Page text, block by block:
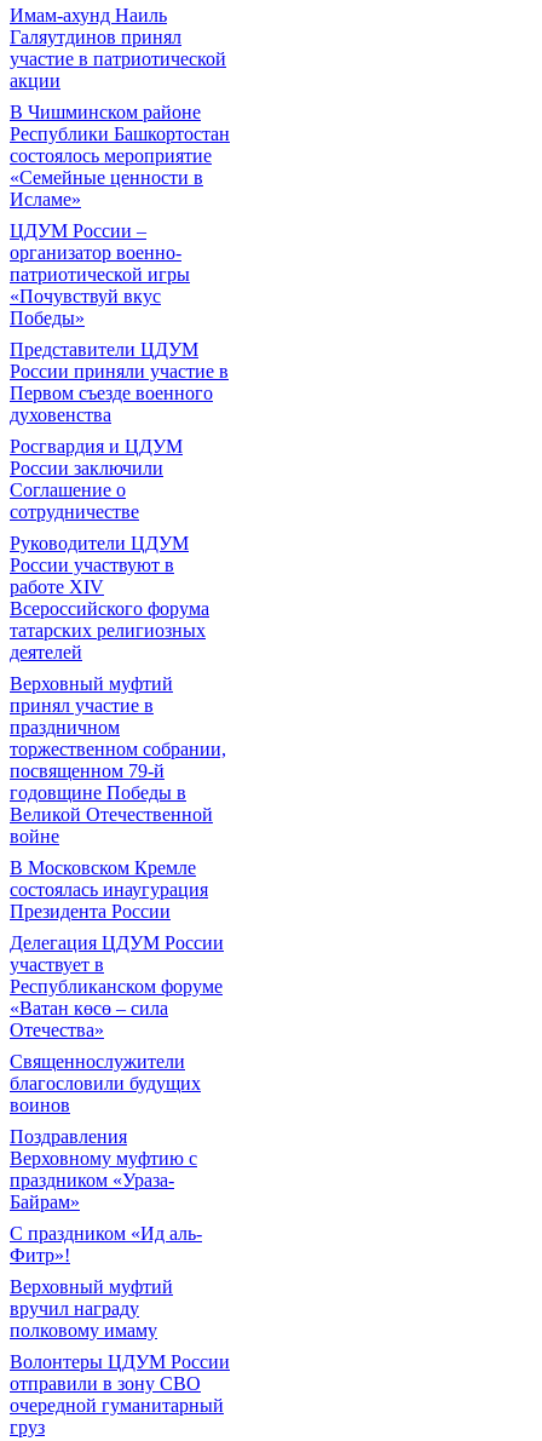
Имам-ахунд Наиль
Галяутдинов принял
участие в патриотической
акции
В Чишминском районе
Республики Башкортостан
состоялось мероприятие
«Семейные ценности в
Исламе»
ЦДУМ России –
организатор военно-
патриотической игры
«Почувствуй вкус
Победы»
Представители ЦДУМ
России приняли участие в
Первом съезде военного
духовенства
Росгвардия и ЦДУМ
России заключили
Соглашение о
сотрудничестве
Руководители ЦДУМ
России участвуют в
работе XIV
Всероссийского форума
татарских религиозных
деятелей
Верховный муфтий
принял участие в
праздничном
торжественном собрании,
посвященном 79-й
годовщине Победы в
Великой Отечественной
войне
В Московском Кремле
состоялась инаугурация
Президента России
Делегация ЦДУМ России
участвует в
Республиканском форуме
«Ватан көсө – сила
Отечества»
Священнослужители
благословили будущих
воинов
Поздравления
Верховному муфтию с
праздником «Ураза-
Байрам»
С праздником «Ид аль-
Фитр»!
Верховный муфтий
вручил награду
полковому имаму
Волонтеры ЦДУМ России
отправили в зону СВО
очередной гуманитарный
груз